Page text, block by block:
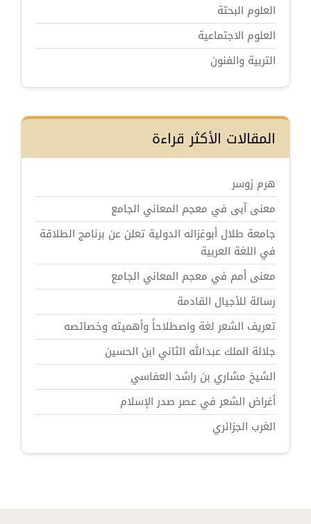
العلوم البحتة
العلوم الاجتماعية
التربية والفنون
المقالات الأكثر قراءة
هرم زوسر
معنى آبى في معجم المعاني الجامع
جامعة طلال أبوغزاله الدولية تعلن عن برنامج الطلاقة
في اللغة العربية
معنى أمم في معجم المعاني الجامع
رسالة للأجيال القادمة
تعريف الشعر لغة واصطلاحاً وأهميته وخصائصه
جلالة الملك عبدالله الثاني ابن الحسين
الشيخ مشاري بن راشد العفاسي
أغراض الشعر في عصر صدر الإسلام
الغرب الجزائري